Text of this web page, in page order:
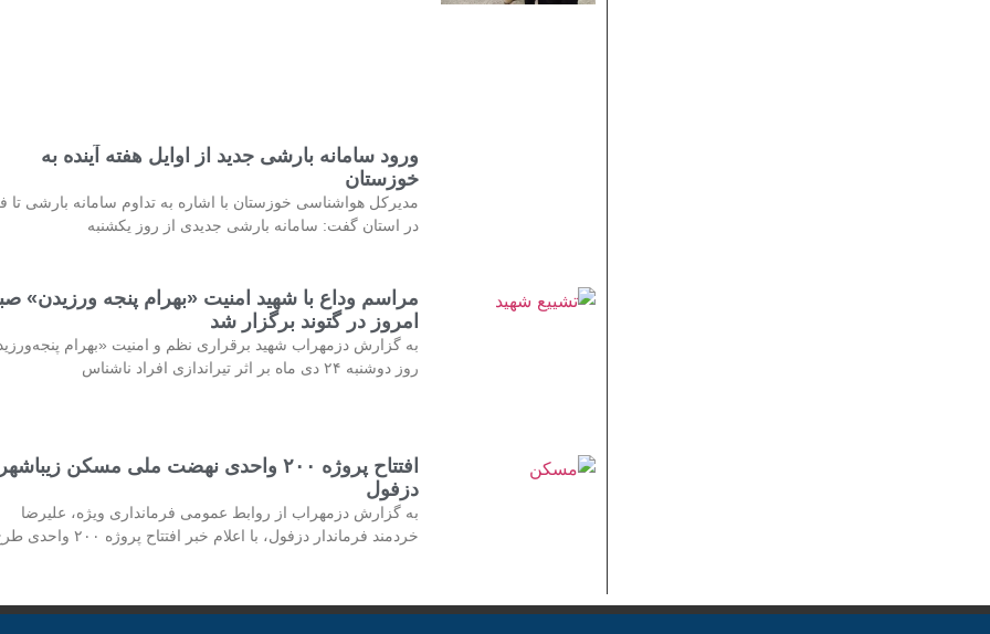
ورود سامانه بارشی جدید از اوایل هفته آینده به
خوزستان
مدیرکل هواشناسی خوزستان با اشاره به تداوم سامانه بارشی تا
در استان گفت: سامانه بارشی جدیدی از روز یکشنبه
مراسم وداع با شهید امنیت «بهرام پنجه ورزیدن»
امروز در گتوند برگزار شد
به گزارش دزمهراب شهید برقراری نظم و امنیت «بهرام
روز دوشنبه ۲۴ دی ماه بر اثر تیراندازی افراد ناشناس
افتتاح پروژه ۲۰۰ واحدی نهضت ملی مسکن زیباشهر
دزفول
به گزارش دزمهراب از روابط عمومی فرمانداری ویژه، علیرضا
خردمند فرماندار دزفول، با اعلام خبر افتتاح پروژه ۲۰۰ واحدی طرح